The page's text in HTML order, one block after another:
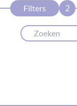
Filters 2